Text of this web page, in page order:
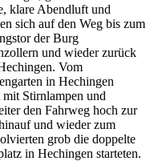
klare Abendluft und
sich auf den Weg bis zum
der Burg
und wieder zurück
Vom
in Hechingen
mit Stirnlampen und
den Fahrweg hoch zur
und wieder zum
grob die doppelte
in Hechingen starteten.